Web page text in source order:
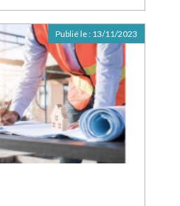
Publié le : 13/11/2023